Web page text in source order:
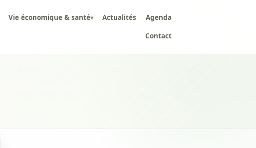
Vie économique & santé▾ Actualités Agenda
Contact